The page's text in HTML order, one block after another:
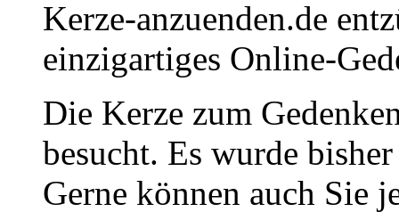
Kerze-anzuenden.de
einzigartiges Online-
Die Kerze zum
besucht. Es wurde
Gerne können auch Sie